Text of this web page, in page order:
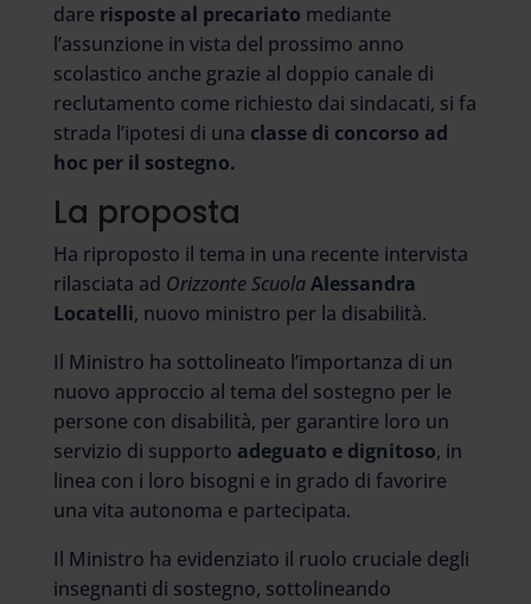
dare risposte al precariato mediante
l’assunzione in vista del prossimo anno
scolastico anche grazie al doppio canale di
reclutamento come richiesto dai sindacati, si fa
strada l’ipotesi di una classe di concorso ad
hoc per il sostegno.
La proposta
Ha riproposto il tema in una recente intervista
rilasciata ad Orizzonte ScuolaAlessandra
Locatelli, nuovo ministro per la disabilità.
Il Ministro ha sottolineato l’importanza di un
nuovo approccio al tema del sostegno per le
persone con disabilità, per garantire loro un
servizio di supporto adeguato e dignitoso, in
linea con i loro bisogni e in grado di favorire
una vita autonoma e partecipata.
Il Ministro ha evidenziato il ruolo cruciale degli
insegnanti di sostegno, sottolineando